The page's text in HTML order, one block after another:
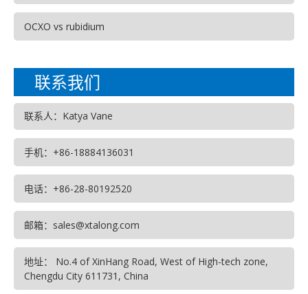
OCXO vs rubidium
联系我们
联系人：Katya Vane
手机：+86-18884136031
电话：+86-28-80192520
邮箱：sales@xtalong.com
地址： No.4 of XinHang Road, West of High-tech zone,
Chengdu City 611731, China